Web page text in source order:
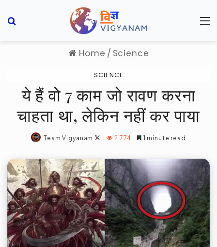
Home / Science
SCIENCE
ये हैं वो 7 काम जो रावण करना
चाहता था, लेकिन नहीं कर पाया
Team Vigyanam
Follow
X
2,774 1 minute read